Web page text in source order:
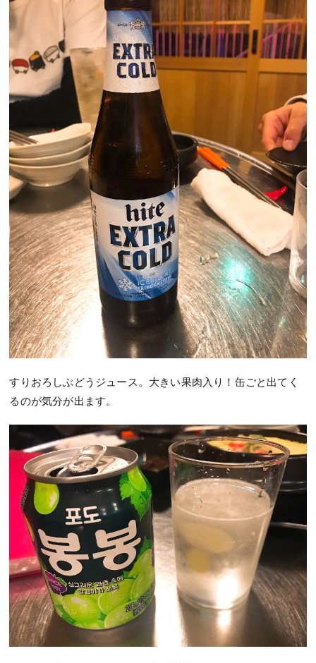
すりおろしぶどうジュース。大きい果肉入り！缶ごと出てく
るのが気分が出ます。